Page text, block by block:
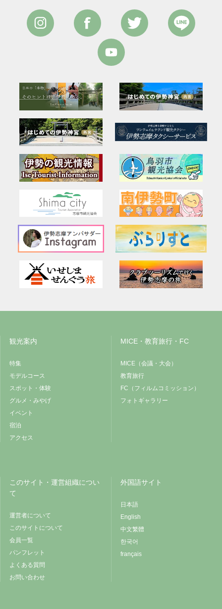
観光案内
特集
モデルコース
スポット・体験
グルメ・みやげ
イベント
宿泊
アクセス
MICE・教育旅行・FC
MICE（会議・大会）
教育旅行
FC（フィルムコミッション）
フォトギャラリー
このサイト・運営組織につい
て
運営者について
このサイトについて
会員一覧
パンフレット
よくある質問
お問い合わせ
外国語サイト
日本語
English
中文繁體
한국어
français